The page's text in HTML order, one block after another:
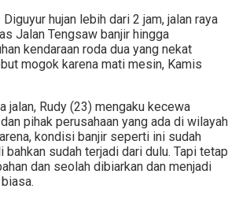
Diguyur hujan lebih dari 2 jam, jalan raya
Jalan Tengsaw banjir hingga
kendaraan roda dua yang nekat
mogok karena mati mesin, Kamis
jalan, Rudy (23) mengaku kecewa
pihak perusahaan yang ada di wilayah
kondisi banjir seperti ini sudah
sudah terjadi dari dulu. Tapi tetap
dan seolah dibiarkan dan menjadi